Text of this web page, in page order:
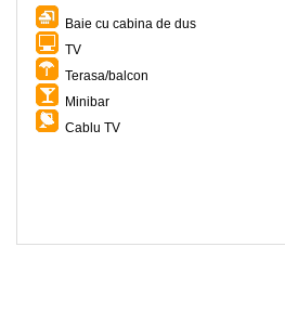
Baie cu cabina de dus
TV
Terasa/balcon
Minibar
Cablu TV